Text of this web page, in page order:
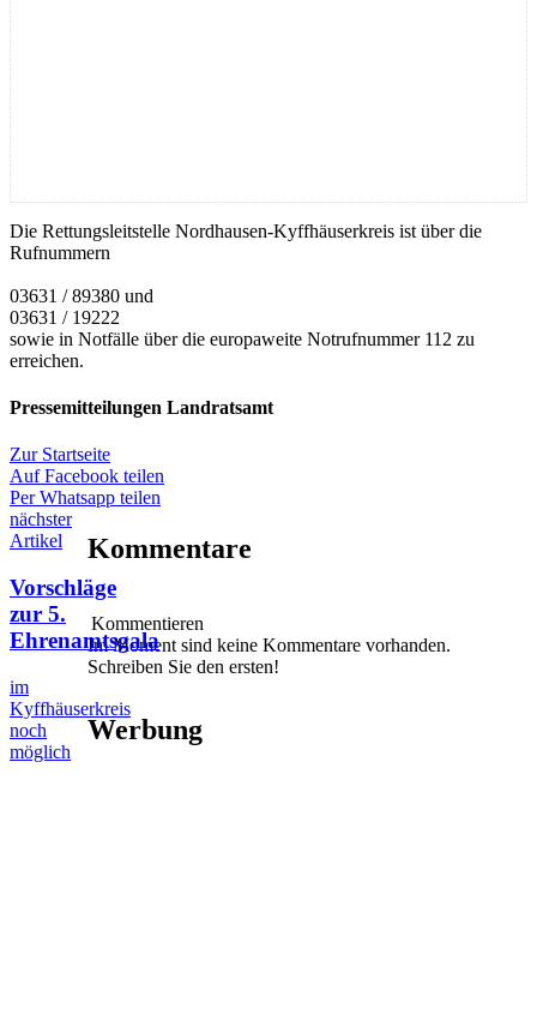
Die Rettungsleitstelle Nordhausen-Kyffhäuserkreis ist über die
Rufnummern
03631 / 89380 und
03631 / 19222
sowie in Notfälle über die europaweite Notrufnummer 112 zu
erreichen.
Pressemitteilungen Landratsamt
Zur Startseite
Auf Facebook teilen
Per Whatsapp teilen
nächster
Artikel
Vorschläge
zur 5.
Ehrenamtsgala
im
Kyffhäuserkreis
noch
möglich
Kommentare
Kommentieren
Im Moment sind keine Kommentare vorhanden.
Schreiben Sie den ersten!
Werbung